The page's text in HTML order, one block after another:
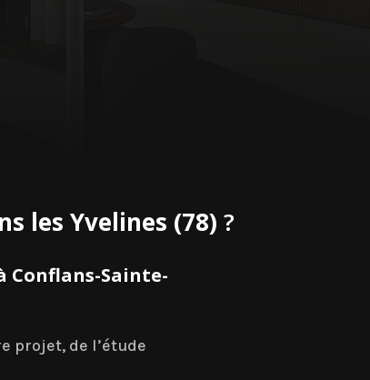
les Yvelines (78) ?
Conflans-Sainte-
projet, de l’étude